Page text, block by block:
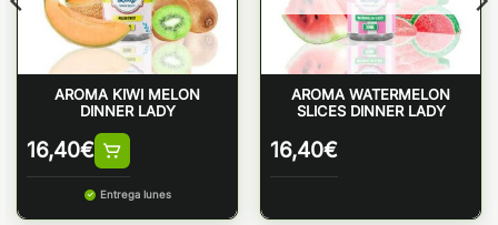
AROMA KIWI MELON
DINNER LADY
16,40€
Entrega lunes
AROMA WATERMELON
SLICES DINNER LADY
16,40€